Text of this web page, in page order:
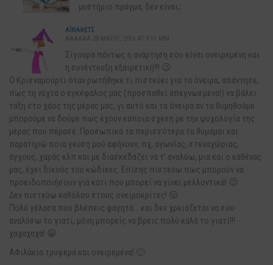
μυστήριο πράγμα, δεν είναι;;
ΆΙΝΑΦΕΤΣ
Σίγουρα πάντως η ανάρτηση σου είναι ονειρεμένη και
η συνέντευξη εξαιρετική!!! 😉
Ο Κρισναμούρτι όταν ρωτήθηκε τι πιστεύει για τα όνειρα, απάντησε,
πως τη νύχτα ο εγκέφαλος μας (προσπαθεί απεγνωσμένα!) να βάλει
τάξη στο χάος της μέρας μας, γι αυτό και τα όνειρα αν τα θυμηθούμε
μπορούμε να δούμε πως έχουν κάποια σχέση με την ψυχολογία της
μέρας που πέρασε. Προσωπικά τα περισσότερα τα θυμάμαι και
παρατηρώ ποια γεύση μού αφήνουν, πχ, αγωνίας, στεναχώριας,
άγχους, χαράς κλπ και με διασκεδάζει να τ’ αναλύω, μια και ο καθένας
μας, έχει δικούς του κώδικες. Επίσης πιστεύω πως μπορούν να
προειδοποιήσουν για κάτι που μπορεί να γίνει μελλοντικά! 😉
Δεν πιστεύω καθόλου στους ονειροκρίτες! 😛
Πολύ γέλασα που βλέπεις φαγητά… και δεν χρειάζεται να σου
αναλύσω το γιατί, μόνη μπορείς να βρεις πολύ καλά το γιατί!!!
χαχαχαχα! 😀
ΑΦιλάκια τρυφερά και ονειρεμένα! 🙂